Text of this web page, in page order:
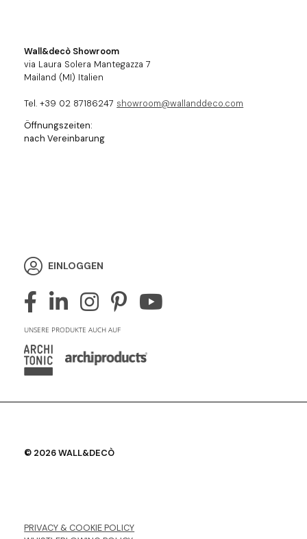
Wall&decò Showroom
via Laura Solera Mantegazza 7
Mailand (MI) Italien
Tel. +39 02 87186247 showroom@wallanddeco.com
Öffnungszeiten:
nach Vereinbarung
EINLOGGEN
UNSERE PRODUKTE AUCH AUF
© 2026 WALL&DECÒ
PRIVACY & COOKIE POLICY